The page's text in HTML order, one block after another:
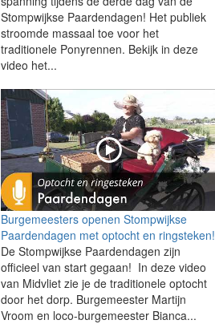
Stompwijkse Paardendagen! Het publiek
stroomde massaal toe voor het
traditionele Ponyrennen. Bekijk in deze
video het...
Burgemeesters openen Stompwijkse
Paardendagen met optocht en ringsteken!
De Stompwijkse Paardendagen zijn
officieel van start gegaan! In deze video
van Midvliet zie je de traditionele optocht
door het dorp. Burgemeester Martijn
Vroom en loco-burgemeester Bianca...